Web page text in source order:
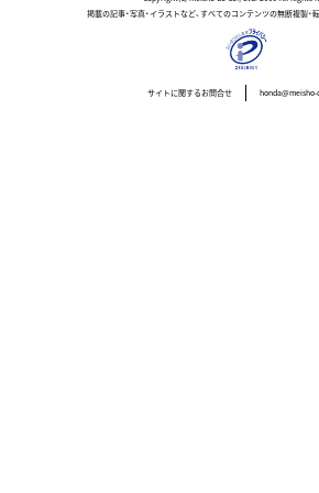
掲載の記事・写真・イラストなど、すべてのコンテンツの無断複製・
サイトに関するお問合せ